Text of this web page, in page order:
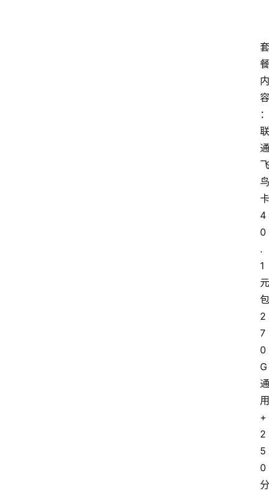
套
餐
内
容
：
联
通
飞
鸟
卡
4
0
.
1
元
包
2
7
0
G
通
用
+
2
5
0
分